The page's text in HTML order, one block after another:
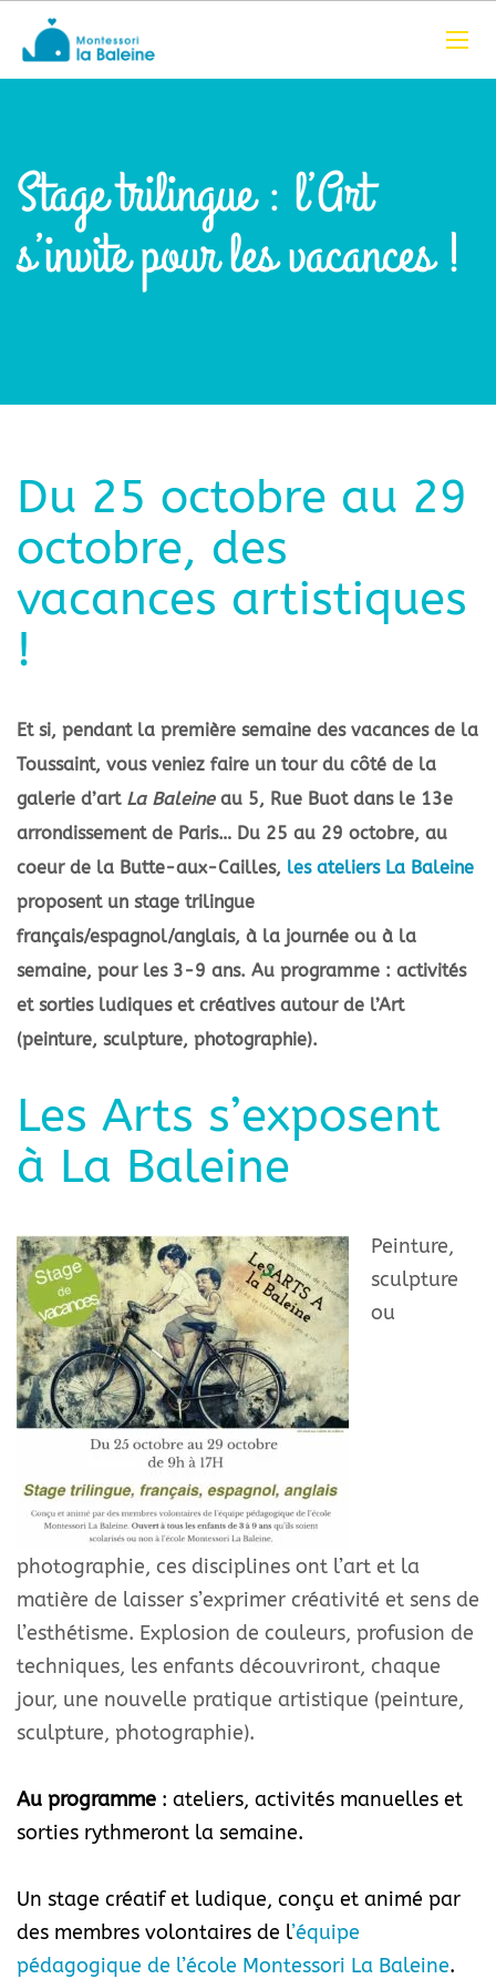
Stage trilingue : l’Art
s’invite pour les vacances !
Du 25 octobre au 29
octobre, des
vacances artistiques
!
Et si, pendant la première semaine des vacances de la
Toussaint, vous veniez faire un tour du côté de la
galerie d’art La Baleineau 5, Rue Buot dans le 13e
arrondissement de Paris… Du 25 au 29 octobre, au
coeur de la Butte-aux-Cailles, les ateliers La Baleine
proposent un stage trilingue
français/espagnol/anglais, à la journée ou à la
semaine, pour les 3-9 ans. Au programme : activités
et sorties ludiques et créatives autour de l’Art
(peinture, sculpture, photographie).
Les Arts s’exposent
à La Baleine
Peinture,
sculpture
ou
photographie, ces disciplines ont l’art et la
matière de laisser s’exprimer créativité et sens de
l’esthétisme. Explosion de couleurs, profusion de
techniques, les enfants découvriront, chaque
jour, une nouvelle pratique artistique (peinture,
sculpture, photographie).
Au programme : ateliers, activités manuelles et
sorties rythmeront la semaine.
Un stage créatif et ludique, conçu et animé par
des membres volontaires de l’équipe
pédagogique de l’école Montessori La Baleine.